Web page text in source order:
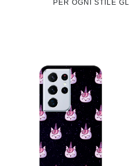
PER OGNI STILE